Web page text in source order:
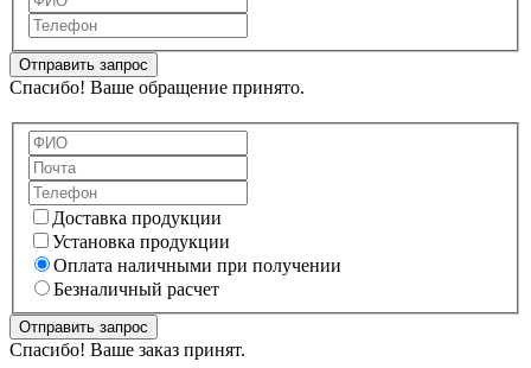
Отправить запрос
Спасибо! Ваше обращение принято.
Доставка продукции
Установка продукции
Оплата наличными при получении
Безналичный расчет
Отправить запрос
Спасибо! Ваше заказ принят.